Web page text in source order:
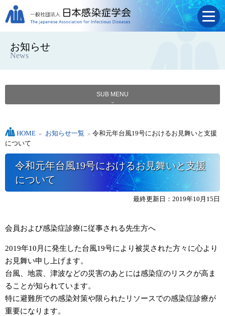
お知らせ
News
SUB MENU
HOME » お知らせ一覧 » 令和元年台風19号におけるお見舞いと支援
について
令和元年台風19号におけるお見舞いと支援
について
最終更新日：2019年10月15日
会員および感染症診療に従事される先生方へ
2019年10月に発生した台風19号により被災された方々に心より
お見舞い申し上げます。
台風、地震、津波などの災害のあとには感染症のリスクが高ま
ることが知られています。
特に避難所での感染対策や限られたリソースでの感染症診療が
重要になります。